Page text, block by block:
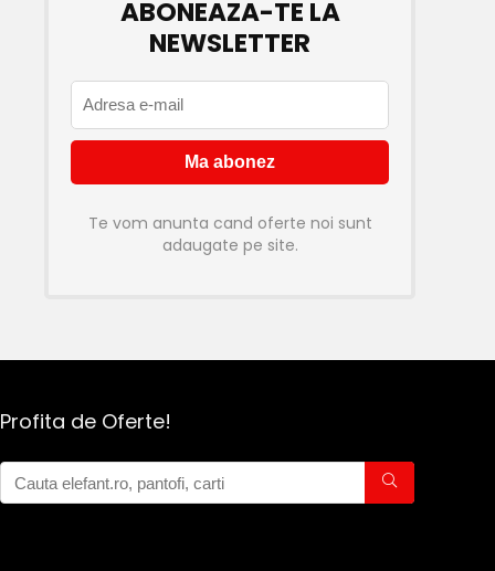
ABONEAZA-TE LA
NEWSLETTER
Te vom anunta cand oferte noi sunt
adaugate pe site.
Profita de Oferte!